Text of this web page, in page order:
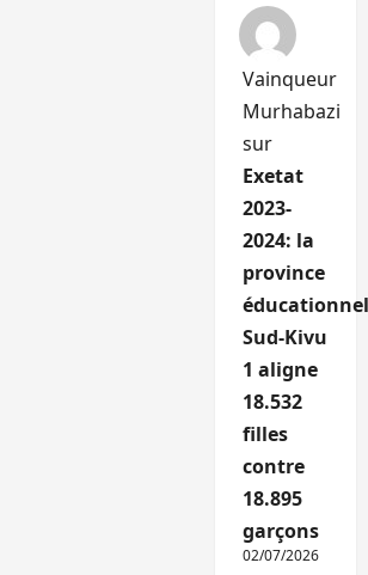
Vainqueur
Murhabazi
sur
Exetat
2023-
2024: la
province
Sud-Kivu
1 aligne
18.532
filles
contre
18.895
garçons
02/07/2026